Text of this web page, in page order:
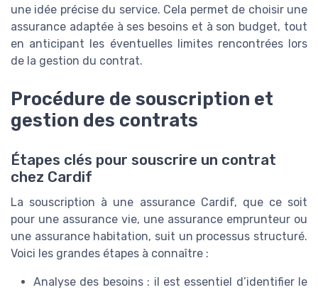
une idée précise du service. Cela permet de choisir une
assurance adaptée à ses besoins et à son budget, tout
en anticipant les éventuelles limites rencontrées lors
de la gestion du contrat.
Procédure de souscription et
gestion des contrats
Étapes clés pour souscrire un contrat
chez Cardif
La souscription à une assurance Cardif, que ce soit
pour une assurance vie, une assurance emprunteur ou
une assurance habitation, suit un processus structuré.
Voici les grandes étapes à connaître :
Analyse des besoins : il est essentiel d’identifier le